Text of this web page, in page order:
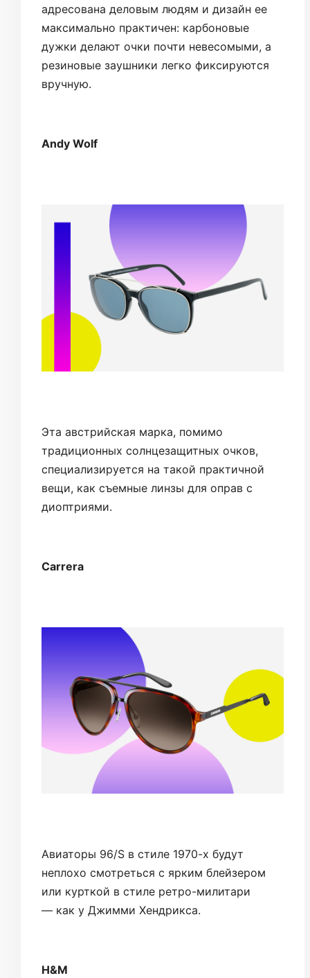
адресована деловым людям и дизайн ее
максимально практичен: карбоновые
дужки делают очки почти невесомыми, а
резиновые заушники легко фиксируются
вручную.
Andy Wolf
Эта австрийская марка, помимо
традиционных солнцезащитных очков,
специализируется на такой практичной
вещи, как съемные линзы для оправ с
диоптриями.
Carrera
Авиаторы 96/S в стиле 1970-х будут
неплохо смотреться с ярким блейзером
или курткой в стиле ретро-милитари
— как у Джимми Хендрикса.
H&M